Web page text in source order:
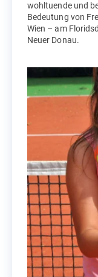
wohltuende und
Bedeutung von
Wien – am
Neuer Donau.